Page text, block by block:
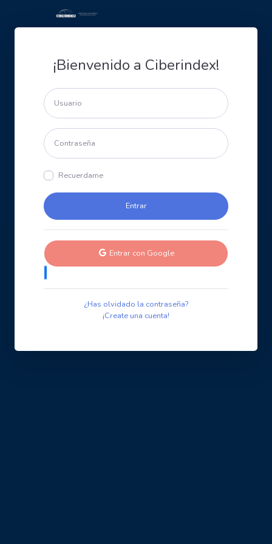
¡Bienvenido a Ciberindex!
Recuerdame
Entrar con Google
¿Has olvidado la contraseña?
¡Create una cuenta!